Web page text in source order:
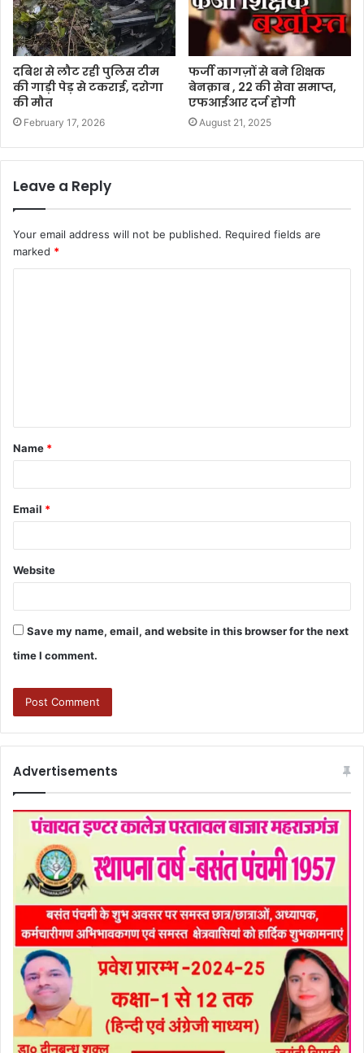
दबिश से लौट रही पुलिस टीम
की गाड़ी पेड़ से टकराई, दरोगा
की मौत
February 17, 2026
फर्जी कागज़ों से बने शिक्षक
बेनक़ाब , 22 की सेवा समाप्त,
एफआईआर दर्ज होगी
August 21, 2025
Leave a Reply
Your email address will not be published. Required fields are
marked *
Name *
Email *
Website
Save my name, email, and website in this browser for the next
time I comment.
Advertisements